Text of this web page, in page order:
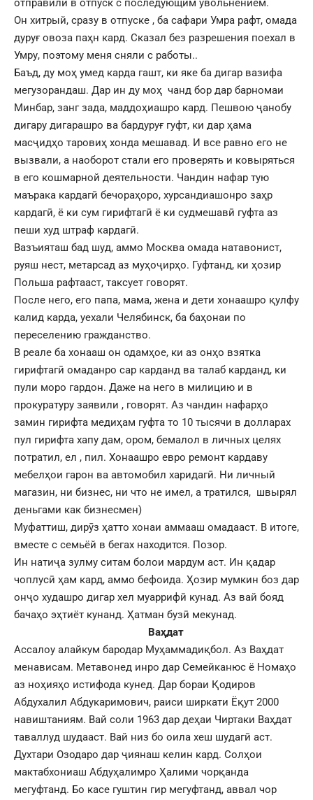
отправили в отпуск с последующим увольнением.
Он хитрый, сразу в отпуске , ба сафари Умра рафт, омада
дуруғ овоза паҳн кард. Сказал без разрешения поехал в
Умру, поэтому меня сняли с работы..
Баъд, ду моҳ умед карда гашт, ки яке ба дигар вазифа
мегузорандаш. Дар ин ду моҳ чанд бор дар барномаи
Минбар, занг зада, маддоҳиашро кард. Пешвою ҷанобу
дигару дигарашро ва бардуруғ гуфт, ки дар ҳама
масҷидҳо таровиҳ хонда мешавад. И все равно его не
вызвали, а наоборот стали его проверять и ковыряться
в его кошмарной деятельности. Чандин нафар тую
маърака кардагӣ бечораҳоро, хурсандиашонро заҳр
кардагӣ, ё ки сум гирифтагӣ ё ки судмешавӣ гуфта аз
пеши худ штраф кардагӣ.
Вазъияташ бад шуд, аммо Москва омада натавонист,
руяш нест, метарсад аз муҳоҷирҳо. Гуфтанд, ки ҳозир
Польша рафтааст, таксует говорят.
После него, его папа, мама, жена и дети хонаашро қулфу
калид карда, уехали Челябинск, ба баҳонаи по
переселению гражданство.
В реале ба хонааш он одамҳое, ки аз онҳо взятка
гирифтагӣ омаданро сар карданд ва талаб карданд, ки
пули моро гардон. Даже на него в милицию и в
прокуратуру заявили , говорят. Аз чандин нафарҳо
замин гирифта медиҳам гуфта то 10 тысячи в долларах
пул гирифта хапу дам, ором, бемалол в личных целях
потратил, ел , пил. Хонаашро евро ремонт кардаву
мебелҳои гарон ва автомобил харидагӣ. Ни личный
магазин, ни бизнес, ни что не имел, а тратился, швырял
деньгами как бизнесмен)
Муфаттиш, дирӯз ҳатто хонаи аммааш омадааст. В итоге,
вместе с семьёй в бегах находится. Позор.
Ин натиҷа зулму ситам болои мардум аст. Ин қадар
чоплусӣ ҳам кард, аммо бефоида. Ҳозир мумкин боз дар
онҷо худашро дигар хел муаррифӣ кунад. Аз вай бояд
бачаҳо эҳтиёт кунанд. Ҳатман бузӣ мекунад.
Ваҳдат
Ассалоу алайкум бародар Муҳаммадиқбол. Аз Ваҳдат
менависам. Метавонед инро дар Семейканюс ё Номаҳо
аз ноҳияҳо истифода кунед. Дар бораи Қодиров
Абдухалил Абдукаримович, раиси ширкати Ёқут 2000
навиштаниям. Вай соли 1963 дар деҳаи Чиртаки Ваҳдат
таваллуд шудааст. Вай низ бо оила хеш шудагӣ аст.
Духтари Озодаро дар ҷиянаш келин кард. Солҳои
мактабхониаш Абдуҳалимро Ҳалими чорқанда
мегуфтанд. Бо касе гуштин гир мегуфтанд, аввал чор